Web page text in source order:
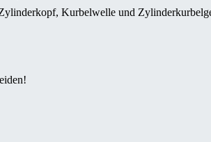
Kurbelwelle und